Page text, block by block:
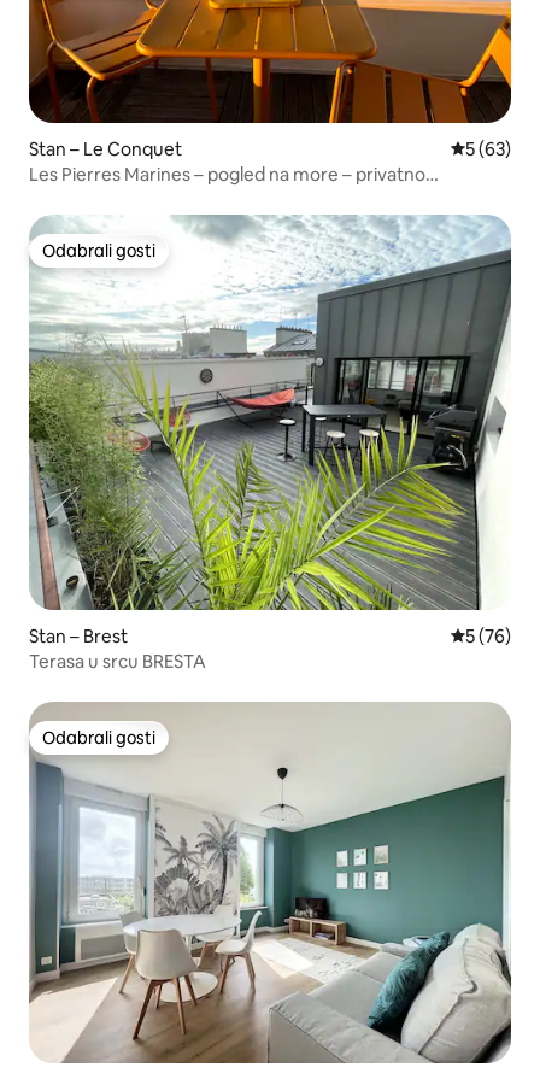
Stan – Le Conquet Prosječna
5 (63)
Les Pierres Marines – pogled na more – privatno
Odabrali gosti
Odabrali gosti
Stan – Brest Prosječna
5 (76)
Terasa u srcu BRESTA
Odabrali gosti
Odabrali gosti